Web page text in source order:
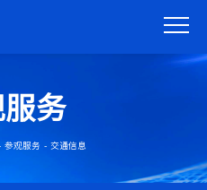
务
参观服务 - 交通信息